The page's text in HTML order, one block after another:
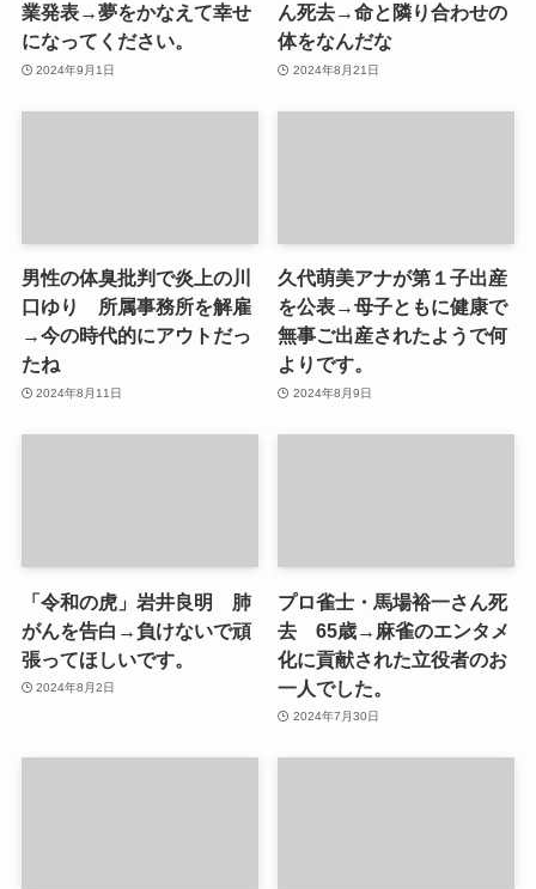
業発表→夢をかなえて幸せ
になってください。
2024年9月1日
ん死去→命と隣り合わせの
体をなんだな
2024年8月21日
男性の体臭批判で炎上の川
口ゆり 所属事務所を解雇
→今の時代的にアウトだっ
たね
2024年8月11日
久代萌美アナが第１子出産
を公表→母子ともに健康で
無事ご出産されたようで何
よりです。
2024年8月9日
「令和の虎」岩井良明 肺
がんを告白→負けないで頑
張ってほしいです。
2024年8月2日
プロ雀士・馬場裕一さん死
去 65歳→麻雀のエンタメ
化に貢献された立役者のお
一人でした。
2024年7月30日